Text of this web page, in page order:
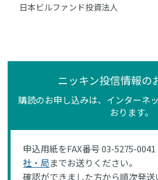
日本ビルファンド投資法人
ニッキン投信情報の
購読のお申し込みは、インターネ
おります。
申込用紙をFAX番号 03-5275-
社・局までお送りください。
確認ができました方から順次発送